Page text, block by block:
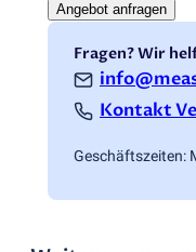
Angebot anfragen
Fragen? Wir
Kontakt
Geschäftszeiten: